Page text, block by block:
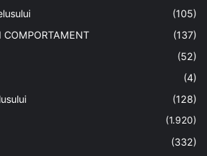
(105)
COMPORTAMENT
(137)
(52)
(4)
(128)
(1.920)
(332)